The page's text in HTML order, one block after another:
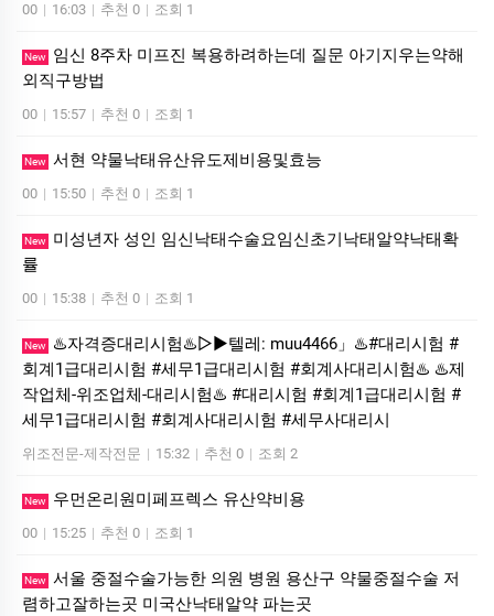
00 | 16:03 | 추천 0 | 조회 1
New
임신 8주차 미프진 복용하려하는데 질문 아기지우는약해
외직구방법
00 | 15:57 | 추천 0 | 조회 1
New 서현 약물낙태유산유도제비용및효능
00 | 15:50 | 추천 0 | 조회 1
New
미성년자 성인 임신낙태수술요임신초기낙태알약낙태확
률
00 | 15:38 | 추천 0 | 조회 1
New
♨️자격증대리시험♨️▷▶텔레: muu4466」♨️#대리시험 #
회계1급대리시험 #세무1급대리시험 #회계사대리시험♨️ ♨️제
작업체-위조업체-대리시험♨️ #대리시험 #회계1급대리시험 #
세무1급대리시험 #회계사대리시험 #세무사대리시
위조전문-제작전문 | 15:32 | 추천 0 | 조회 2
New 우먼온리원미페프렉스 유산약비용
00 | 15:25 | 추천 0 | 조회 1
New 서울 중절수술가능한 의원 병원 용산구 약물중절수술 저
렴하고잘하는곳 미국산낙­태알약 파는곳